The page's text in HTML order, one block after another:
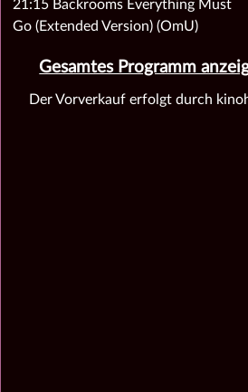
21:15 Backrooms Everything Must
Go (Extended Version) (OmU)
Gesamtes Programm
Der Vorverkauf erfolgt durch